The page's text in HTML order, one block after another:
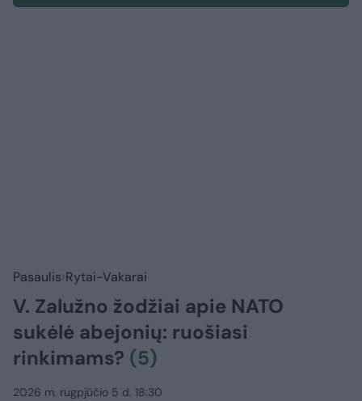
Pasaulis Rytai-Vakarai
V. Zalužno žodžiai apie NATO
sukėlė abejonių: ruošiasi
rinkimams? (5)
2026 m. rugpjūčio 5 d. 18:30